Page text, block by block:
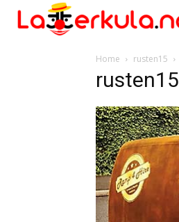
Home rusten15
rusten15